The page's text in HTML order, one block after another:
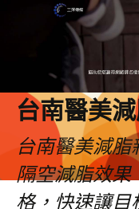
台南醫美
台南醫美減
隔空減脂效果
格，快速讓目